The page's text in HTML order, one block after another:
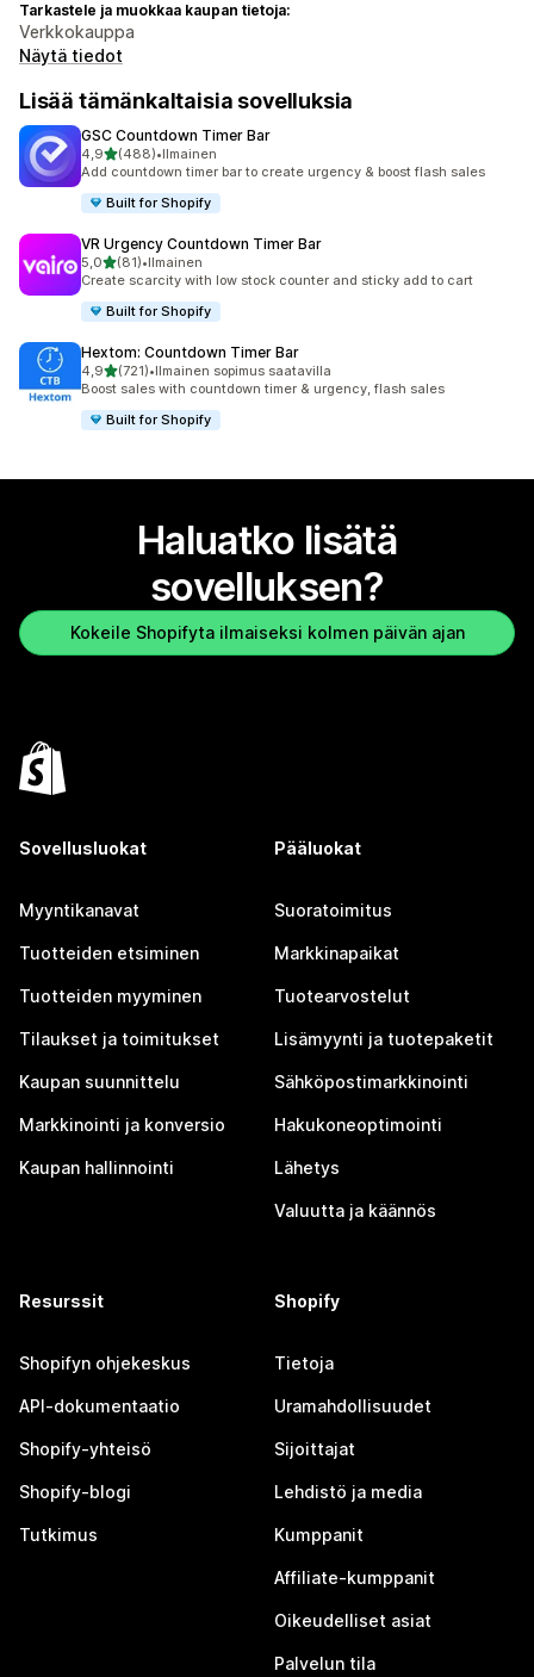
Tarkastele ja muokkaa kaupan tietoja:
Verkkokauppa
Näytä tiedot
Lisää tämänkaltaisia sovelluksia
GSC Countdown Timer Bar
4,9/ 5 tähteä
(488)
488 arvostelua yhteensä
•Ilmainen
Add countdown timer bar to create urgency & boost flash sales
Built for Shopify
VR Urgency Countdown Timer Bar
5,0/ 5 tähteä
(81)
81 arvostelua yhteensä
•Ilmainen
Create scarcity with low stock counter and sticky add to cart
Built for Shopify
Hextom: Countdown Timer Bar
4,9/ 5 tähteä
(721)
721 arvostelua yhteensä
•Ilmainen sopimus saatavilla
Boost sales with countdown timer & urgency, flash sales
Built for Shopify
Haluatko lisätä
sovelluksen?
Kokeile Shopifyta ilmaiseksi kolmen päivän ajan
Sovellusluokat
Myyntikanavat
Tuotteiden etsiminen
Tuotteiden myyminen
Tilaukset ja toimitukset
Kaupan suunnittelu
Markkinointi ja konversio
Kaupan hallinnointi
Pääluokat
Suoratoimitus
Markkinapaikat
Tuotearvostelut
Lisämyynti ja tuotepaketit
Sähköpostimarkkinointi
Hakukoneoptimointi
Lähetys
Valuutta ja käännös
Resurssit
Shopifyn ohjekeskus
API-dokumentaatio
Shopify-yhteisö
Shopify-blogi
Tutkimus
Shopify
Tietoja
Uramahdollisuudet
Sijoittajat
Lehdistö ja media
Kumppanit
Affiliate-kumppanit
Oikeudelliset asiat
Palvelun tila